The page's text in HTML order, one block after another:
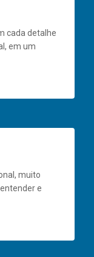
cada detalhe
em um
muito
e